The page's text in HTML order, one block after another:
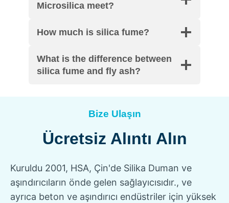
Microsilica meet?
How much is silica fume?
What is the difference between
silica fume and fly ash?
Bize Ulaşın
Ücretsiz Alıntı Alın
Kuruldu 2001, HSA, Çin'de Silika Duman ve
aşındırıcıların önde gelen sağlayıcısıdır., ve
ayrıca beton ve aşındırıcı endüstriler için yüksek